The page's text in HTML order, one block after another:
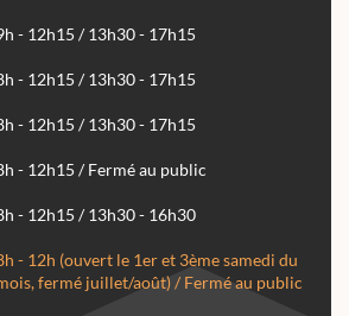
- 12h15 / 13h30 - 17h15
- 12h15 / 13h30 - 17h15
- 12h15 / 13h30 - 17h15
- 12h15 / Fermé au public
- 12h15 / 13h30 - 16h30
- 12h (ouvert le 1er et 3ème samedi du
fermé juillet/août) / Fermé au public